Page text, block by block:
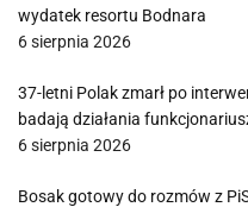
wydatek resortu Bodnara
6 sierpnia 2026
37-letni Polak zmarł po
badają działania
6 sierpnia 2026
Bosak gotowy do rozmów z